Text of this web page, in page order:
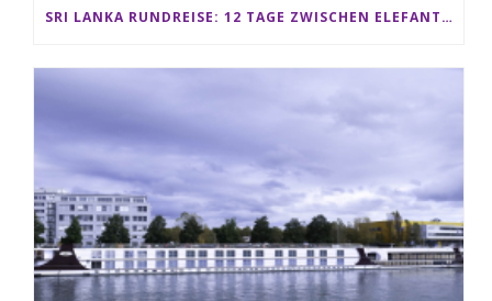
SRI LANKA RUNDREISE: 12 TAGE ZWISCHEN ELEFANTEN, TEEPLANTAGEN & STRAND ALS FAMILIE